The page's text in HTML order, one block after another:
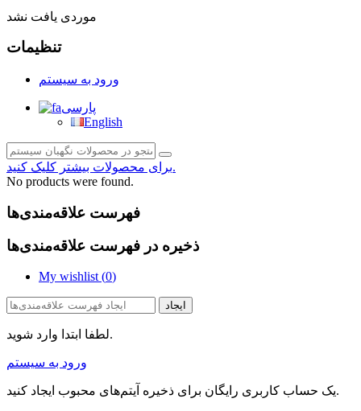
موردی یافت نشد
تنظیمات
ورود به سیستم
پارسی
English
برای محصولات بیشتر کلیک کنید.
No products were found.
فهرست علاقه‌مندی‌ها
ذخیره در فهرست علاقه‌مندی‌ها
My wishlist (0)
ایجاد
لطفا ابتدا وارد شوید.
ورود به سیستم
یک حساب کاربری رایگان برای ذخیره آیتم‌های محبوب ایجاد کنید.